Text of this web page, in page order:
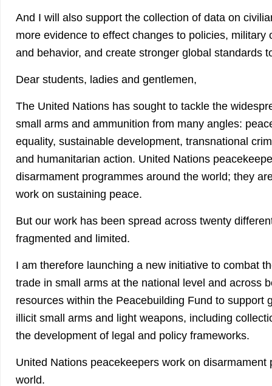
And I will also support the collection of data on
more evidence to effect changes to policies, military
and behavior, and create stronger global standards
Dear students, ladies and gentlemen,
The United Nations has sought to tackle the
small arms and ammunition from many angles:
equality, sustainable development, transnational
and humanitarian action. United Nations
disarmament programmes around the world; they
work on sustaining peace.
But our work has been spread across twenty
fragmented and limited.
I am therefore launching a new initiative to combat
trade in small arms at the national level and across
resources within the Peacebuilding Fund to support
illicit small arms and light weapons, including
the development of legal and policy frameworks.
United Nations peacekeepers work on disarmament
world.